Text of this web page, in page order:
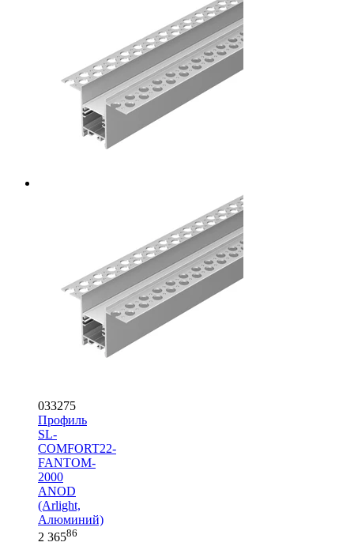
033275
Профиль
SL-
COMFORT22-
FANTOM-
2000
ANOD
(Arlight,
Алюминий)
2 36586